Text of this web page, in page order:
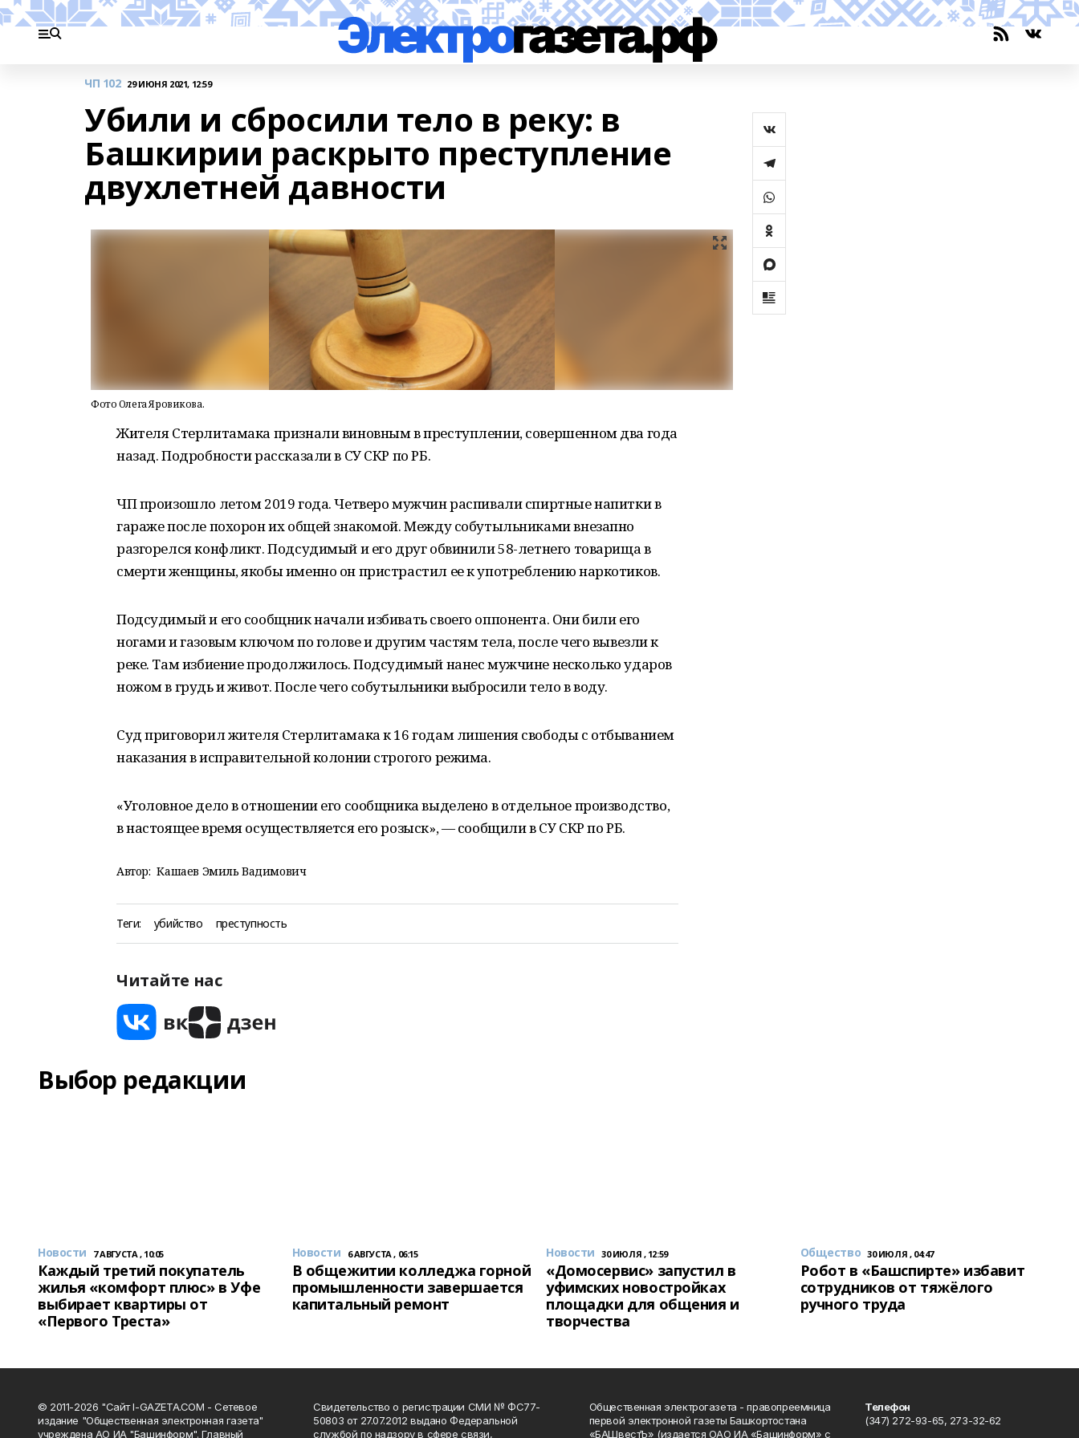
ЧП 102 29 ИЮНЯ 2021, 12:59
Убили и сбросили тело в реку: в
Башкирии раскрыто преступление
двухлетней давности
Фото Олега Яровикова.
Жителя Стерлитамака признали виновным в преступлении, совершенном два года
назад. Подробности рассказали в СУ СКР по РБ.
ЧП произошло летом 2019 года. Четверо мужчин распивали спиртные напитки в
гараже после похорон их общей знакомой. Между собутыльниками внезапно
разгорелся конфликт. Подсудимый и его друг обвинили 58-летнего товарища в
смерти женщины, якобы именно он пристрастил ее к употреблению наркотиков.
Подсудимый и его сообщник начали избивать своего оппонента. Они били его
ногами и газовым ключом по голове и другим частям тела, после чего вывезли к
реке. Там избиение продолжилось. Подсудимый нанес мужчине несколько ударов
ножом в грудь и живот. После чего собутыльники выбросили тело в воду.
Суд приговорил жителя Стерлитамака к 16 годам лишения свободы с отбыванием
наказания в исправительной колонии строгого режима.
«Уголовное дело в отношении его сообщника выделено в отдельное производство,
в настоящее время осуществляется его розыск», — сообщили в СУ СКР по РБ.
Автор: Кашаев Эмиль Вадимович
Теги: убийство преступность
Читайте нас
Выбор редакции
Новости 7 АВГУСТА , 10:05
Каждый третий покупатель
жилья «комфорт плюс» в Уфе
выбирает квартиры от
«Первого Треста»
Новости 6 АВГУСТА , 06:15
В общежитии колледжа горной
промышленности завершается
капитальный ремонт
Новости 30 ИЮЛЯ , 12:59
«Домосервис» запустил в
уфимских новостройках
площадки для общения и
творчества
Общество 30 ИЮЛЯ , 04:47
Робот в «Башспирте» избавит
сотрудников от тяжёлого
ручного труда
© 2011-2026 "Сайт I-GAZETA.COM - Сетевое
издание "Общественная электронная газета"
учреждена АО ИА "Башинформ". Главный
Свидетельство о регистрации СМИ № ФС77-
50803 от 27.07.2012 выдано Федеральной
службой по надзору в сфере связи,
Общественная электрогазета - правопреемница
первой электронной газеты Башкортостана
«БАШвестЪ» (издается ОАО ИА «Башинформ» с
Телефон
(347) 272-93-65, 273-32-62